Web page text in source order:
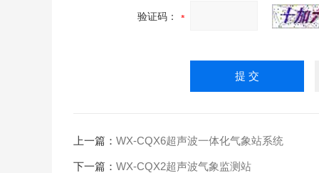
验证码：
上一篇： WX-CQX6超声波一体化气象站系统
下一篇： WX-CQX2超声波气象监测站